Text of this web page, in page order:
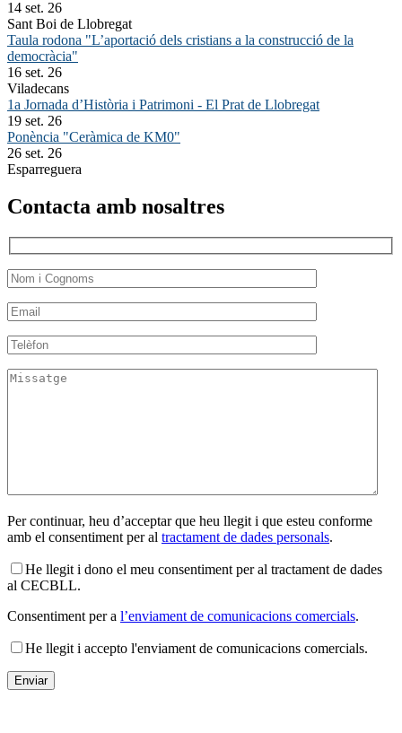
14 set. 26
Sant Boi de Llobregat
Taula rodona "L’aportació dels cristians a la construcció de la
democràcia"
16 set. 26
Viladecans
1a Jornada d’Història i Patrimoni - El Prat de Llobregat
19 set. 26
Ponència "Ceràmica de KM0"
26 set. 26
Esparreguera
Contacta amb nosaltres
Per continuar, heu d’acceptar que heu llegit i que esteu conforme
amb el consentiment per al tractament de dades personals.
He llegit i dono el meu consentiment per al tractament de dades
al CECBLL.
Consentiment per a l’enviament de comunicacions comercials.
He llegit i accepto l'enviament de comunicacions comercials.